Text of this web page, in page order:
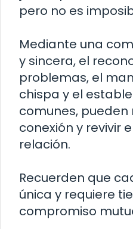
pero no es
Mediante una
y sincera, el
problemas, el
chispa y el
comunes, pueden
conexión y revivir
relación.
Recuerden que
única y requiere
compromiso